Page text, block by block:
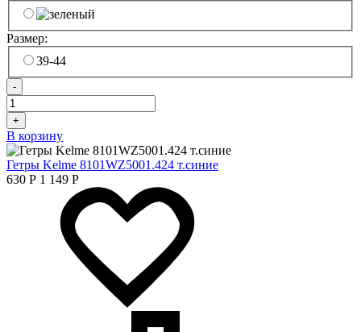
Размер:
39-44
-
+
В корзину
Гетры Kelme 8101WZ5001.424 т.синие
630 Р 1 149 Р